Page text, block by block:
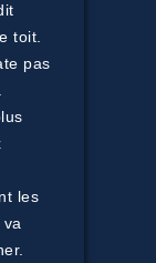
toit.
pas
les